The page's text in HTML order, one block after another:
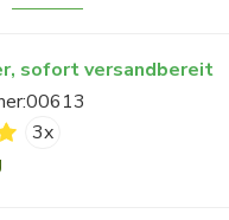
sofort versandbereit
00613
3x